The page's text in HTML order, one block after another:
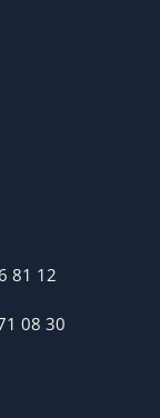
81 12
08 30